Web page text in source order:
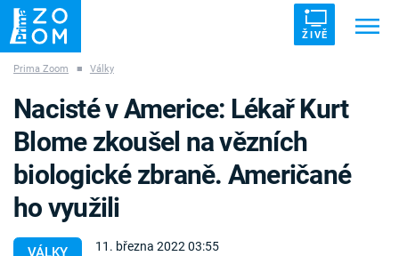
ŽIVĚ
ZÁHADY VETŘELCI DÁVNOVĚKU
Témata
Prima Zoom ■ Války
VÁLKY
11. března 2022 03:55
Nacisté v Americe: Lékař Kurt
Blome zkoušel na vězních
biologické zbraně. Američané
ho využili